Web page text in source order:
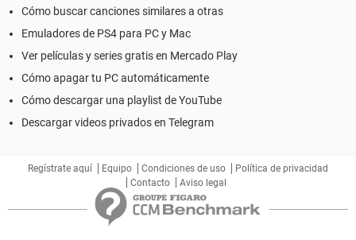
Cómo buscar canciones similares a otras
Emuladores de PS4 para PC y Mac
Ver películas y series gratis en Mercado Play
Cómo apagar tu PC automáticamente
Cómo descargar una playlist de YouTube
Descargar videos privados en Telegram
Regístrate aquí Equipo Condiciones de uso
Política de privacidad
Contacto
Aviso legal